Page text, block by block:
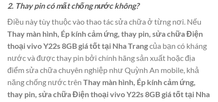
2. Thay pin có mất chống nước không?
Điều này tùy thuộc vào thao tác sửa chữa ở từng nơi. Nếu
Thay màn hình, Ép kính cảm ứng, thay pin, sửa chữa Điện
thoại vivo Y22s 8GB giá tốt tại Nha Trangcủa bạn có kháng
nước và được thay pin bởi chính hãng sản xuất hoặc địa
điểm sửa chữa chuyên nghiệp như Quỳnh An mobile, khả
năng chống nước trên Thay màn hình, Ép kính cảm ứng,
thay pin, sửa chữa Điện thoại vivo Y22s 8GB giá tốt tại Nha